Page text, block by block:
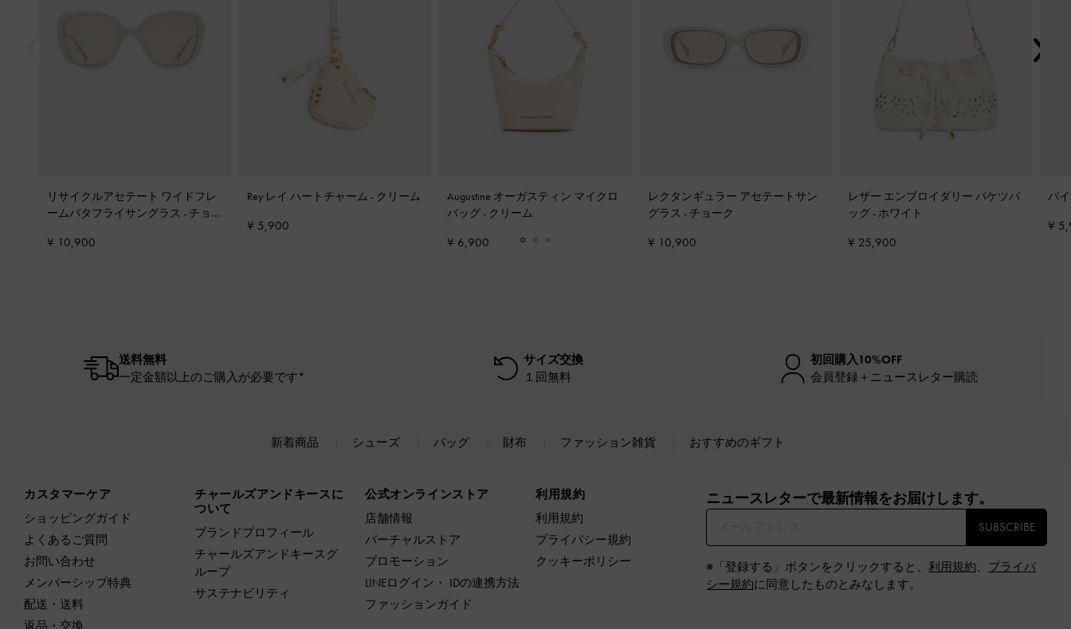
リサイクルアセテート ワイドフレ
ームバタフライサングラス - チョー
¥ 10,900
Rey レイ ハートチャーム - クリーム
¥ 5,900
Augustine オーガスティン マイクロ
バッグ - クリーム
¥ 6,900
レクタンギュラー アセテートサン
グラス - チョーク
¥ 10,900
レザー エンブロイダリー バケツバ
ッグ - ホワイト
¥ 25,900
パ
¥
送料無料
一定金額以上のご購入が必要です*
サイズ交換
１回無料
初回購入10%OFF
会員登録＋ニュースレター購読
新着商品 シューズ バッグ 財布 ファッション雑貨 おすすめのギフト
カスタマーケア
ショッピングガイド
よくあるご質問
お問い合わせ
メンバーシップ特典
配送・送料
チャールズアンドキースに
ついて
ブランドプロフィール
チャールズアンドキースグ
ループ
サステナビリティ
公式オンラインストア
店舗情報
バーチャルストア
プロモーション
LINEログイン・ IDの連携方法
ファッションガイド
利用規約
利用規約
プライバシー規約
クッキーポリシー
ニュースレターで最新情報をお届けします。​
SUBSCRIBE
※「登録する」ボタンをクリックすると、 利用規約、 プライバ
シー規約に同意したものとみなします。